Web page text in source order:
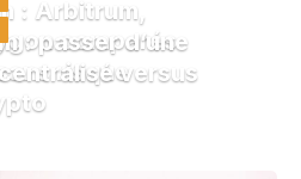
: Arbitrum,
comparés
: passer d’une
risqueversus